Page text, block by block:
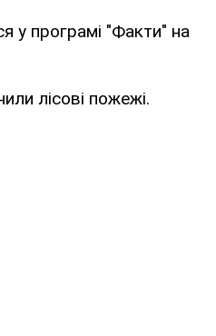
у програмі "Факти" на
лісові пожежі.